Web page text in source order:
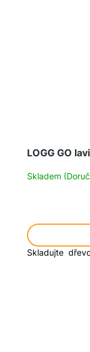
LOGG GO
Skladem
Skladujte